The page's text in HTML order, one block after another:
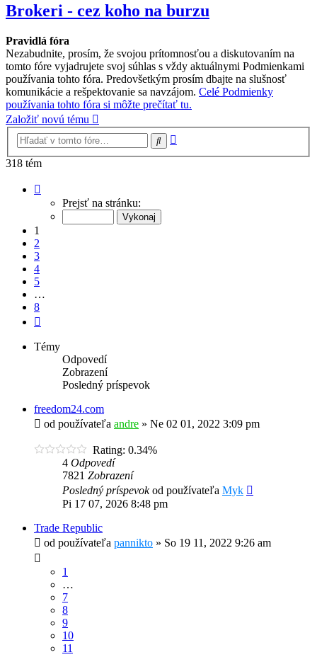
Brokeri - cez koho na burzu
Pravidlá fóra
Nezabudnite, prosím, že svojou prítomnosťou a diskutovaním na
tomto fóre vyjadrujete svoj súhlas s vždy aktuálnymi Podmienkami
používania tohto fóra. Predovšetkým prosím dbajte na slušnosť
komunikácie a rešpektovanie sa navzájom. Celé Podmienky
používania tohto fóra si môžte prečítať tu.
Založiť novú tému
Hľadať
318 tém
Prejsť na stránku:
1
2
3
4
5
…
8
Témy
Odpovedí
Zobrazení
Posledný príspevok
freedom24.com
od používateľa andre » Ne 02 01, 2022 3:09 pm
Rating: 0.34%
4 Odpovedí
7821 Zobrazení
Posledný príspevokod používateľa Myk
Pi 17 07, 2026 8:48 pm
Trade Republic
od používateľa pannikto » So 19 11, 2022 9:26 am
1
…
7
8
9
10
11